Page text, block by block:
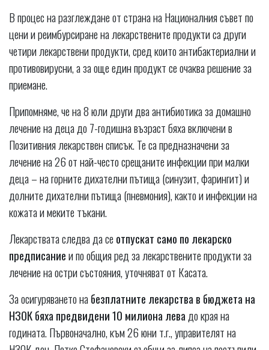
В процес на разглеждане от страна на Националния съвет по
цени и реимбурсиране на лекарствените продукти са други
четири лекарствени продукти, сред които антибактериални и
противовирусни, а за още един продукт се очаква решение за
приемане.
Припомняме, че на 8 юли други два антибиотика за домашно
лечение на деца до 7-годишна възраст бяха включени в
Позитивния лекарствен списък. Те са предназначени за
лечение на 26 от най-често срещаните инфекции при малки
деца – на горните дихателни пътища (синузит, фарингит) и
долните дихателни пътища (пневмония), както и инфекции на
кожата и меките тъкани.
Лекарствата следва да сеотпускат само по лекарско
предписаниеи по общия ред за лекарствените продукти за
лечение на остри състояния, уточняват от Касата.
За осигуряването набезплатните лекарства в бюджета на
НЗОК бяха предвидени 10 милиона лева до края на
годината. Първоначално, към 26 юни т.г., управителят на